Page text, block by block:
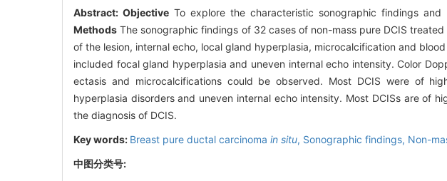
Abstract: Objective To explore the characteristic sonographic findings
Methods The sonographic findings of 32 cases of non-mass pure DCIS
of the lesion, internal echo, local gland hyperplasia, microcalcification and
included focal gland hyperplasia and uneven internal echo intensity. Color
ectasis and microcalcifications could be observed. Most DCIS were of
hyperplasia disorders and uneven internal echo intensity. Most DCISs are of
the diagnosis of DCIS.
Key words: Breast pure ductal carcinoma in situ, Sonographic findings, Non-
中图分类号: